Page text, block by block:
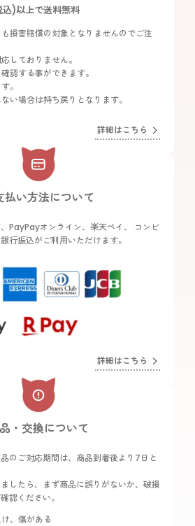
)以上で送料無料
損害賠償の対象となりませんのでご注
しておりません。
認する事ができます。
。
い場合は持ち戻りとなります。
詳細はこちら
払い方法について
PayPayオンライン、楽天ペイ、 コンビ
行振込がご利用いただけます。
詳細はこちら
・交換について
のご対応期間は、商品到着後より7日と
したら、まず商品に誤りがないか、破損
認ください。
、傷がある